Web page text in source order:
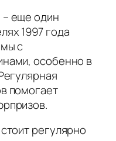
еще один
1997 года
с
особенно в
помогает
регулярно